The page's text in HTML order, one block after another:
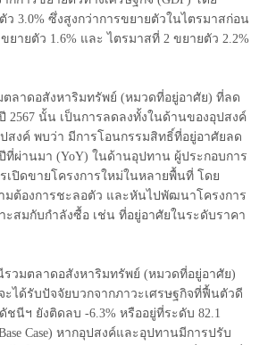
ว 3.0% ซึ่งสูงกว่าการขยายตัวในไตรมาสก่อน
ยายตัว 1.6% และ ไตรมาสที่ 2 ขยายตัว 2.2%
าดอสังหาริมทรัพย์ (หมวดที่อยู่อาศัย) ที่ลด
2567 นั้น เป็นการลดลงทั้งในด้านของอุปสงค์
สงค์ พบว่า มีการโอนกรรมสิทธิ์ที่อยู่อาศัยลด
ที่ผ่านมา (YoY) ในด้านอุปทาน ผู้ประกอบการ
เปิดขายโครงการใหม่ในหลายพื้นที่ โดย
มต้องการชะลอตัว และหันไปพัฒนาโครงการ
ะสมกับกำลังซื้อ เช่น ที่อยู่อาศัยในระดับราคา
มตลาดอสังหาริมทรัพย์ (หมวดที่อยู่อาศัย)
ะได้รับปัจจัยบวกจากภาวะเศรษฐกิจที่ฟื้นตัวดี
ชนีฯ ยังติดลบ -6.3% หรืออยู่ที่ระดับ 82.1
Case) หากอุปสงค์และอุปทานมีการปรับ